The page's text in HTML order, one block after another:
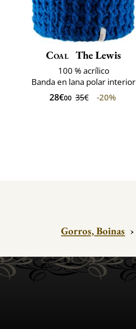
Coal The Lewis
100 % acrílico
Banda en lana polar interior
28€00 35€ -20%
Gorros, Boinas ›